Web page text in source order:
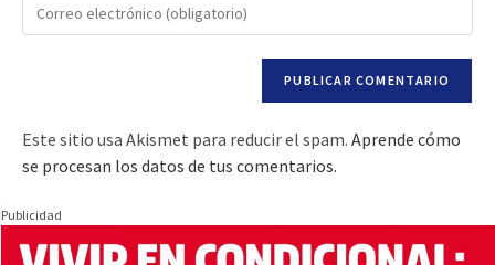
Este sitio usa Akismet para reducir el spam. Aprende cómo
se procesan los datos de tus comentarios.
Publicidad